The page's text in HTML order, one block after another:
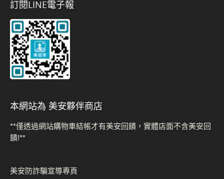
訂閱LINE電子報
本網站為 美安夥伴商店
**僅透過網站購物車結帳才有美安回饋，實體店面不含美安回
饋!**
美安防詐騙宣導專頁